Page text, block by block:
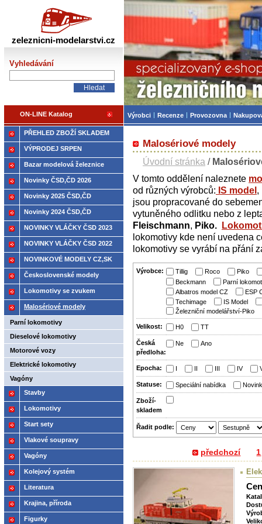
Malosériové modely
Úvodní stránka /
V tomto oddělení naleznete
od různých výrobců: IS model ,
jsou propracované do
vytuněného odlitku nebo z
Fleischmann, Piko.
lokomotivy kde není uvedena
lokomotivy se vyrábí na přání
Výrobce: Tillig Roco
Piko
Beckmann
Parní
Albatros model CZ
ESP
Techimage
IS Model
Železniční modelářství-Piko
Velikost: H0 TT
Česká
předloha:
Ne Ano
Epocha: IV
Statuse: Speciální nabídka
Zboží­
skladem
Řadit podle:
předchozí 1
PŘEHLED ZBOŽÍ SKLADEM
VÝPRODEJ SRPEN
Bazar modelová železnice
Novinky ČSD,ČD 2026
Novinky 2025 ČSD,ČD
Novinky 2024 ČSD,ČD
NOVINKY VLÁČKY ČSD 2023
NOVINKY VLÁČKY ČSD 2022
NOVINKOVÉ MODELY CZ,SK
2021
Československé modely
ČSD,ČD
Lokomotivy se zvukem
Malosériové modely
Parní lokomotivy
Dieselové lokomotivy
Motorové vozy
Elektrické lokomotivy
Vagóny
Stavby
Lokomotivy
Start sety
Vlakové soupravy
Vagóny
Kolejový systém
Literatura
Krajina, příroda
Figurky
zeleznicni-modelarstvi.cz
Vyhledávání
ON-LINE Katalog
Železniční
Výrobci Recenze Provozovna